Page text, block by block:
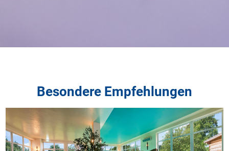
Besondere Empfehlungen